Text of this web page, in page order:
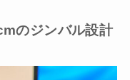
のジンバル設計